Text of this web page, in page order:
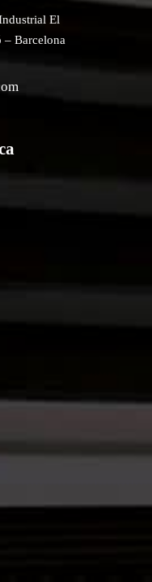
El
– Barcelona